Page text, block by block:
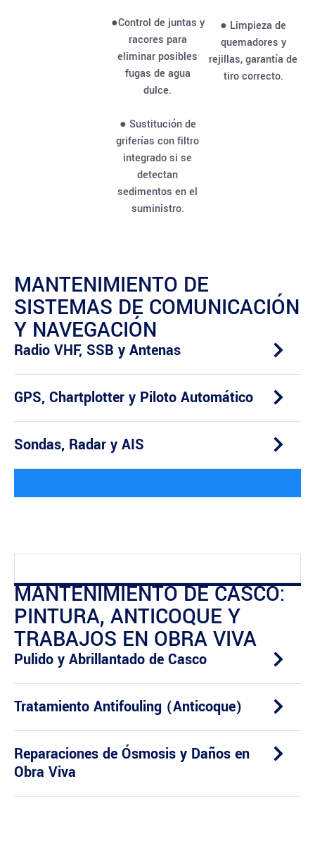
●Control de juntas y
racores para
eliminar posibles
fugas de agua
dulce.
● Sustitución de
griferías con filtro
integrado si se
detectan
sedimentos en el
suministro.
● Limpieza de
quemadores y
rejillas, garantía de
tiro correcto.
MANTENIMIENTO DE
SISTEMAS DE COMUNICACIÓN
Y NAVEGACIÓN
Radio VHF, SSB y Antenas
GPS, Chartplotter y Piloto Automático
Sondas, Radar y AIS
MANTENIMIENTO DE CASCO:
PINTURA, ANTICOQUE Y
TRABAJOS EN OBRA VIVA
Pulido y Abrillantado de Casco
Tratamiento Antifouling (Anticoque)
Reparaciones de Ósmosis y Daños en
Obra Viva